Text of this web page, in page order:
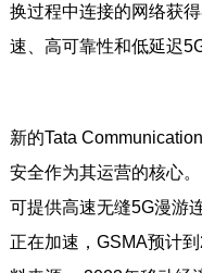
换过程中连接的网络获
速、高可靠性和低延迟
新的Tata
安全作为其运营的核心
可提供高速无缝5G漫游
正在加速，GSMA预计